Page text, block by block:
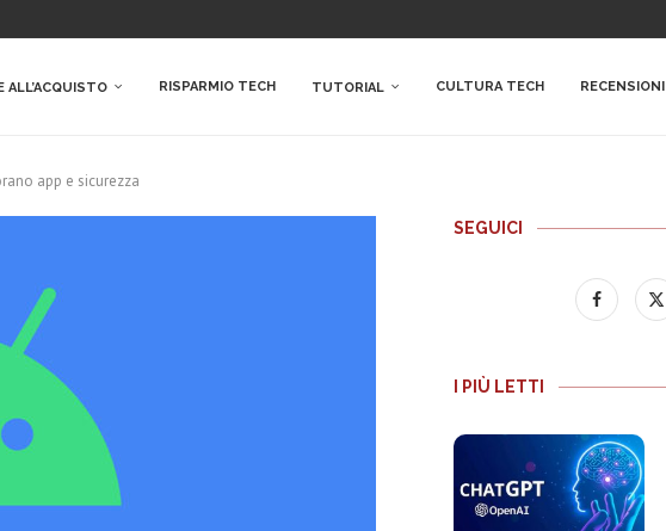
ALL’ACQUISTO RISPARMIO TECH TUTORIAL CULTURA TECH RECENSIONI
app e sicurezza
SEGUICI
I PIÙ LETTI